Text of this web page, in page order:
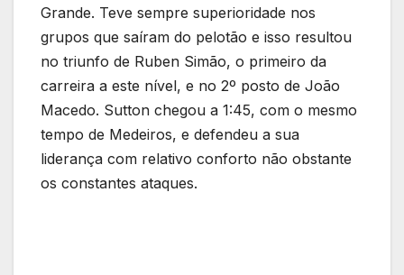
Grande. Teve sempre superioridade nos
grupos que saíram do pelotão e isso resultou
no triunfo de Ruben Simão, o primeiro da
carreira a este nível, e no 2º posto de João
Macedo. Sutton chegou a 1:45, com o mesmo
tempo de Medeiros, e defendeu a sua
liderança com relativo conforto não obstante
os constantes ataques.